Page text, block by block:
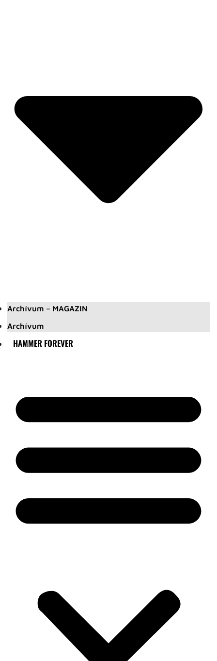
Archívum – MAGAZIN
Archívum
HAMMER FOREVER